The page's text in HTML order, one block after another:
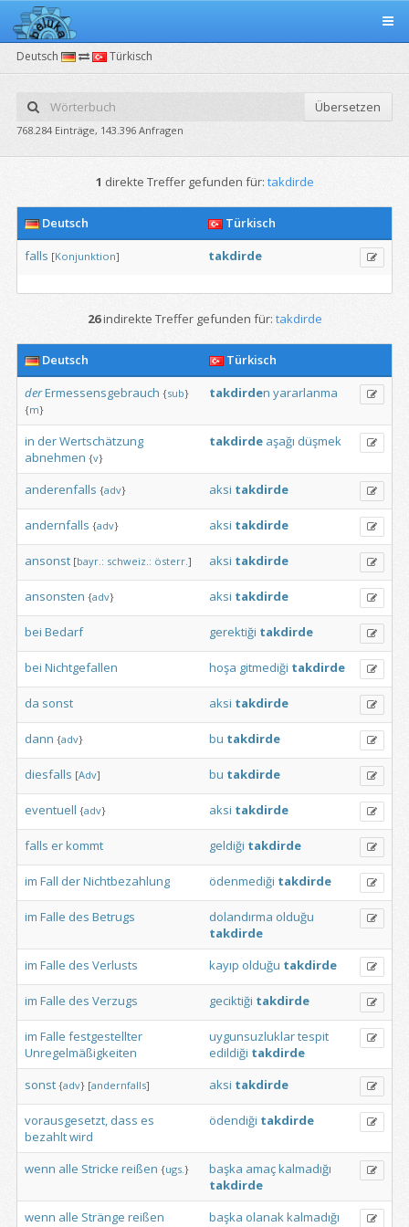
Deutsch Türkisch
Übersetzen
768.284 Einträge, 143.396 Anfragen
1 direkte Treffer gefunden für: takdirde
Deutsch
Türkisch
falls [Konjunktion] takdirde
26indirekte Treffer gefunden für: takdirde
Deutsch
Türkisch
derErmessensgebrauch {sub}
{m}
takdirden yararlanma
in derWertschätzung
abnehmen {v}
takdirde aşağı düşmek
anderenfalls {adv} aksi takdirde
andernfalls {adv} aksi takdirde
ansonst [bayr.: schweiz.: österr.] aksi takdirde
ansonsten {adv} aksi takdirde
bei Bedarf gerektiği takdirde
bei Nichtgefallen hoşa gitmediği takdirde
da sonst aksi takdirde
dann {adv} bu takdirde
diesfalls [Adv] bu takdirde
eventuell {adv} aksi takdirde
falls erkommt geldiği takdirde
im Fall derNichtbezahlung ödenmediği takdirde
im Falle des Betrugs dolandırma olduğu
takdirde
im Falle des Verlusts kayıp olduğu takdirde
im Falle des Verzugs geciktiği takdirde
im Falle festgestellter
Unregelmäßigkeiten
uygunsuzluklartespit
edildiği takdirde
sonst {adv} [andernfalls] aksi takdirde
vorausgesetzt, dass es
bezahltwird
ödendiği takdirde
wenn alle Stricke reißen {ugs.} başka amaçkalmadığı
takdirde
wenn alle Stränge reißen başka olanakkalmadığı